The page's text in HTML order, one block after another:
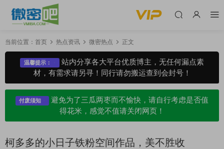
当前位置： 首页 热点资讯 微密热点 正文
温馨提示：
站内分享各大平台优质博主，无任何漏点素
材，有需求请另寻！同行请勿搬运查到会封号！
付废须知
避免为了三瓜两枣而不愉快，请自行考虑是否值
得花米，感觉不值请关闭网页！
柯多多的小日子铁粉空间作品，美不胜收